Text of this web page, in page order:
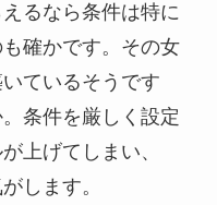
るなら条件は特に
確かです。その女
ているそうです
条件を厳しく設定
上げてしまい、
します。